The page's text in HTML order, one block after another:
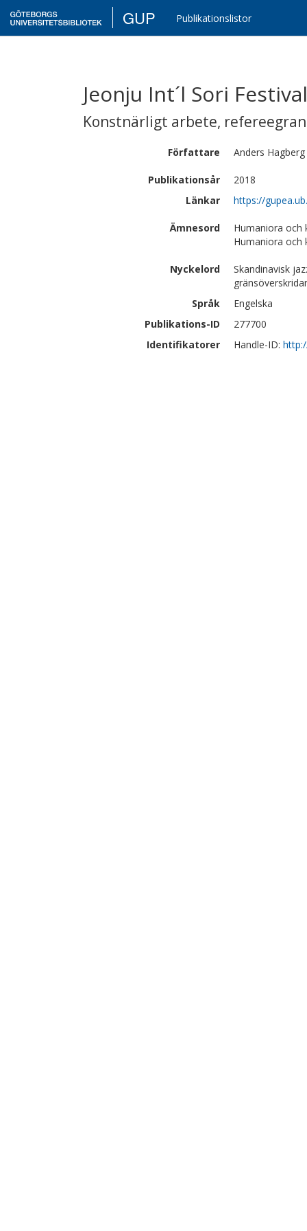
GUP Publikationslistor
Jeonju Int´l Sori
Konstnärligt arbete,
Författare Anders Hagberg
Publikationsår
2018
Länkar
https://
Ämnesord
Humaniora
Humaniora
Nyckelord
Skandinavisk
Språk
Engelska
Publikations-ID
277700
Identifikatorer
Handle-ID: